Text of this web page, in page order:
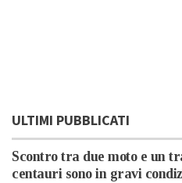
ULTIMI PUBBLICATI
Scontro tra due moto e un
centauri sono in gravi